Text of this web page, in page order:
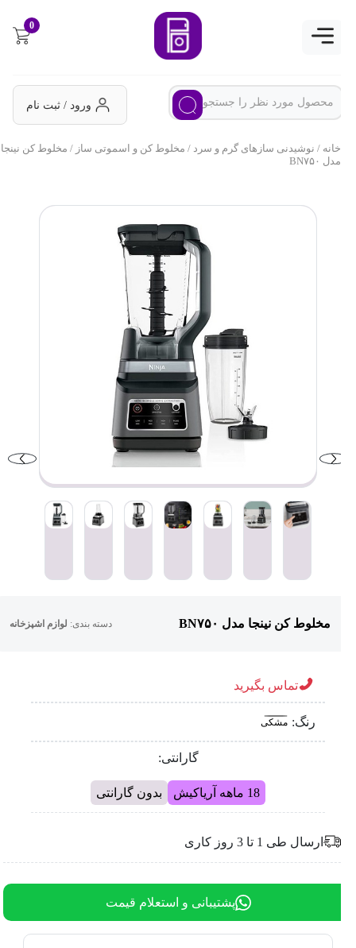
ورود / ثبت نام
خانه/نوشیدنی سازهای گرم و سرد/ مخلوط کن و اسموتی ساز/ مخلوط کن نینجا
مدل BN۷۵۰
مخلوط کن نینجا مدل BN۷۵۰ دسته بندی:لوازم اشپزخانه
تماس بگیرید
رنگ: مشکی
گارانتی:
بدون گارانتی
ارسال طی 1 تا 3 روز کاری
پشتیبانی و استعلام قیمت